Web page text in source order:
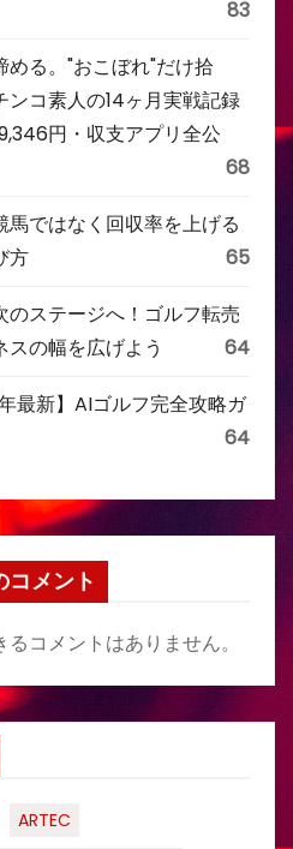
83
める。"おこぼれ"だけ拾
ンコ素人の14ヶ月実戦記録
円・収支アプリ全公
68
馬ではなく回収率を上げる
方
65
のステージへ！ゴルフ転売
スの幅を広げよう
64
最新】AIゴルフ完全攻略ガ
64
コメント
るコメントはありません。
ARTEC